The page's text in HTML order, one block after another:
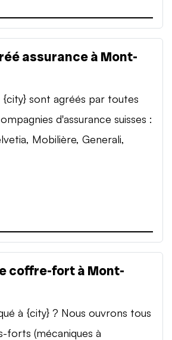
assurance à Mont-
{city} sont agréés par toutes
d'assurance suisses :
Mobilière, Generali,
coffre-fort à Mont-
à {city} ? Nous ouvrons tous
forts (mécaniques à